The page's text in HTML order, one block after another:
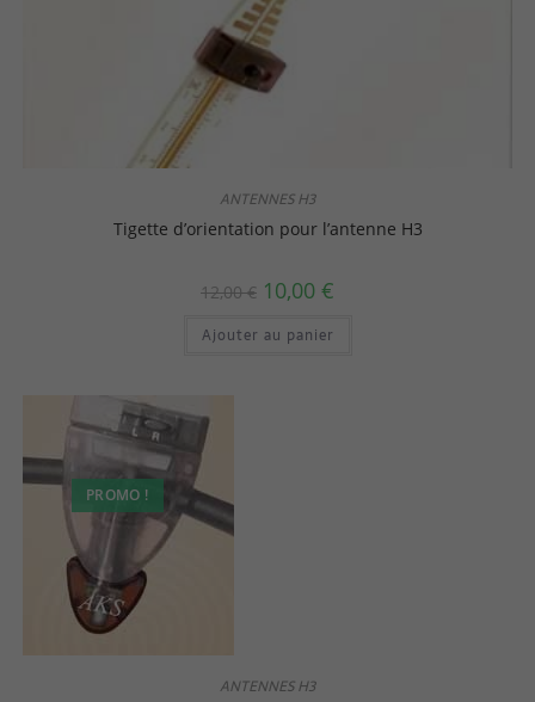
ANTENNES H3
Tigette d’orientation pour l’antenne H3
12,00€ 10,00 €
Ajouter au panier
PROMO !
ANTENNES H3